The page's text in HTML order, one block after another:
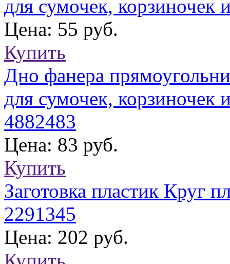
для сумочек,
Цена: 55 руб.
Купить
Дно фанера
для сумочек,
4882483
Цена: 83 руб.
Купить
Заготовка пластик Круг
2291345
Цена: 202 руб.